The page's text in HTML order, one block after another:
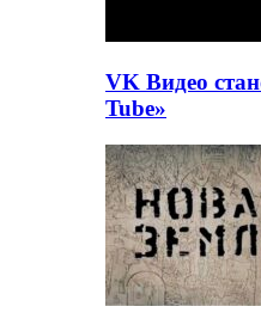
VK Видео
Tube»